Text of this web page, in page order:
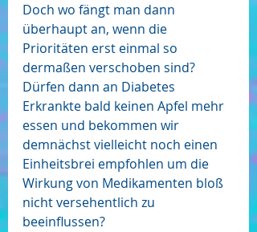
Doch wo fängt man dann
überhaupt an, wenn die
Prioritäten erst einmal so
dermaßen verschoben sind?
Dürfen dann an Diabetes
Erkrankte bald keinen Apfel mehr
essen und bekommen wir
demnächst vielleicht noch einen
Einheitsbrei empfohlen um die
Wirkung von Medikamenten bloß
nicht versehentlich zu
beeinflussen?